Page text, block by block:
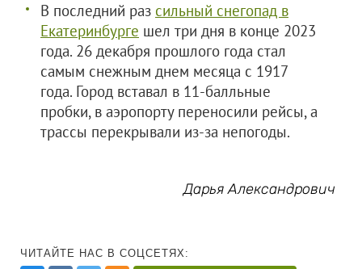
В последний раз сильный снегопад в
Екатеринбурге шел три дня в конце 2023
года. 26 декабря прошлого года стал
самым снежным днем месяца с 1917
года. Город вставал в 11-балльные
пробки, в аэропорту переносили рейсы, а
трассы перекрывали из-за непогоды.
Дарья Александрович
ЧИТАЙТЕ НАС В СОЦСЕТЯХ: